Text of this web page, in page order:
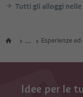
Tutti gli alloggi
... Esperienze
Idee per le